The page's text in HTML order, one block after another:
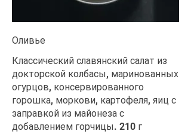
Оливье
Классический славянский салат из
докторской колбасы, маринованных
огурцов, консервированного
горошка, моркови, картофеля, яиц с
заправкой из майонеза с
добавлением горчицы. 210 г